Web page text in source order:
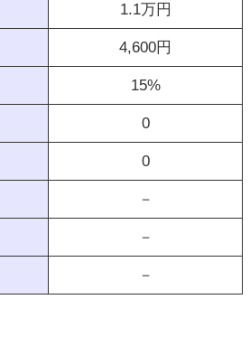
1.1万円
4,600円
15%
0
0
－
－
－